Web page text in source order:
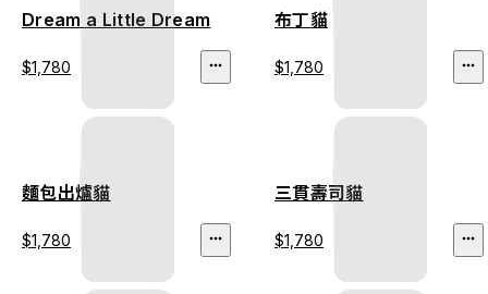
Dream a Little Dream
$1,780
布丁貓
$1,780
麵包出爐貓
$1,780
三貫壽司貓
$1,780